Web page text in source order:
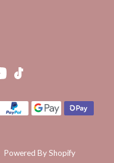
Powered By Shopify